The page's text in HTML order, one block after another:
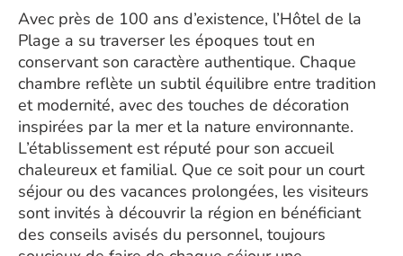
Avec près de 100 ans d’existence, l’Hôtel de la
Plage a su traverser les époques tout en
conservant son caractère authentique. Chaque
chambre reflète un subtil équilibre entre tradition
et modernité, avec des touches de décoration
inspirées par la mer et la nature environnante.
L’établissement est réputé pour son accueil
chaleureux et familial. Que ce soit pour un court
séjour ou des vacances prolongées, les visiteurs
sont invités à découvrir la région en bénéficiant
des conseils avisés du personnel, toujours